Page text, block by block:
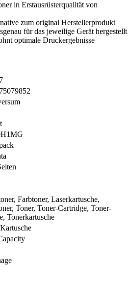
in Erstausrüsterqualität von
zum original Herstellerprodukt
für das jeweilige Gerät hergestellt
optimale Druckergebnisse
Farbtoner, Laserkartusche,
Toner, Toner-Cartridge, Toner-
Tonerkartusche